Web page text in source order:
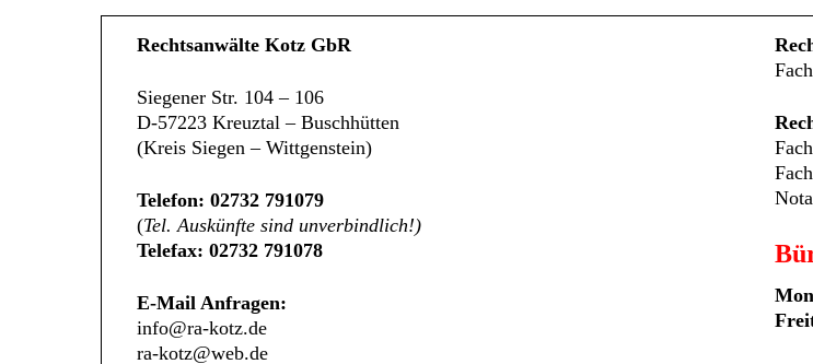
Rechtsanwälte Kotz GbR
Siegener Str. 104 – 106
D-57223 Kreuztal – Buschhütten
(Kreis Siegen – Wittgenstein)
Telefon: 02732 791079
(Tel. Auskünfte sind unverbindlich!)
Telefax: 02732 791078
E-Mail Anfragen:
info@ra-kotz.de
ra-kotz@web.de